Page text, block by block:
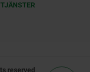
reserved